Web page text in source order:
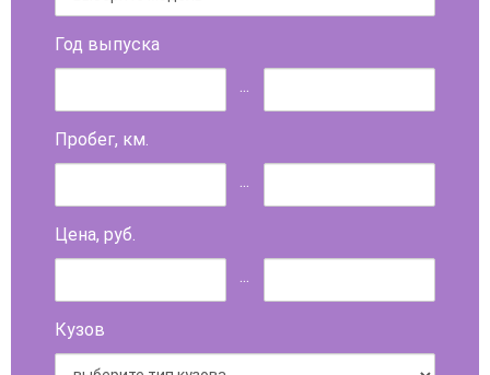
Год выпуска
...
Пробег, км.
...
Цена, руб.
...
Кузов